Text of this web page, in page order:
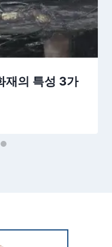
재의 특성 3가